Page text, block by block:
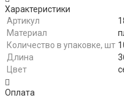
Характеристики
Артикул
Материал
Количество в упаковке, шт
Длина
Цвет
Оплата